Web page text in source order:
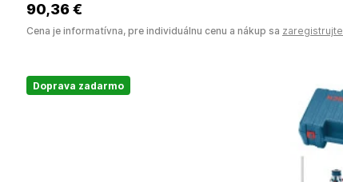
90,36 €
Cena je informatívna, pre individuálnu cenu a nákup sa zaregistrujte
Doprava zadarmo